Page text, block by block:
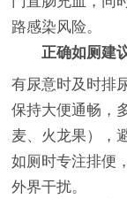
路感染风险。
正确如厕建
有尿意时及时排
保持大便通畅，
麦、火龙果），
如厕时专注排便
外界干扰。